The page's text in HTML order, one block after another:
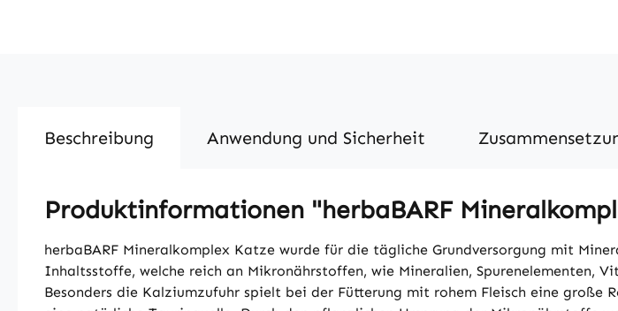
Beschreibung Anwendung und Sicherheit
Produktinformationen "herbaBARF
herbaBARF Mineralkomplex Katze wurde für die tägliche Grundversorgung mit
Inhaltsstoffe, welche reich an Mikronährstoffen, wie Mineralien, Spurenelementen,
Besonders die Kalziumzufuhr spielt bei der Fütterung mit rohem Fleisch eine große